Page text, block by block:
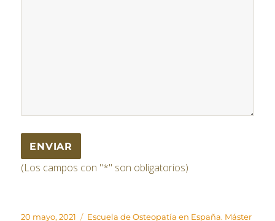
(Los campos con "*" son obligatorios)
Publicado
20 mayo, 2021 Categorías
Escuela de Osteopatía en España. Máster